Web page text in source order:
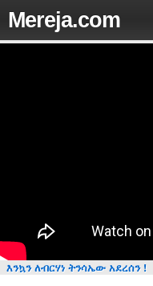
Mereja.com
እንኳን ለብርሃነ ትንሳኤው አደረሰን !